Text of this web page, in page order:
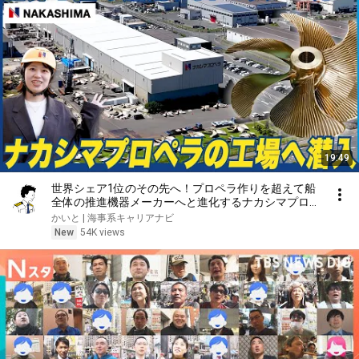
19:49
世界シェア1位のその先へ！プロペラ作りを超えて船
全体の推進機器メーカーへと進化するナカシマプロペ
ラがすごかった
かいと | 海事系キャリアナビ
New 54K views